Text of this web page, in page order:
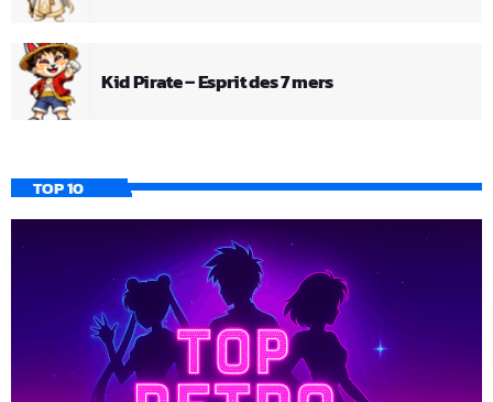
Kid Pirate – Esprit des 7 mers
TOP 10